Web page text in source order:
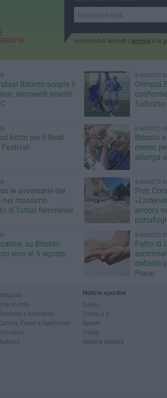
Iscrivendoti accetti i termini e la
GRATIS
Bitonto scopre il
neroverdi inseriti
6 AGOSTO
Olimpia
Sallustio
botto per il Beat
6 AGOSTO
Bitonto
meteo
allunga
le avversarie del
nel massimo
di futsal femminile
5 AGOSTO
Pnrr,
ancora
su Bitonto
sino al 6 agosto
5 AGOSTO
Patto di
Piano
di città
e Ambiente
Eventi e Spettacolo
locali
Notizie sportive
Calcio
Calcio a 5
Basket
Volley
Atletica leggera